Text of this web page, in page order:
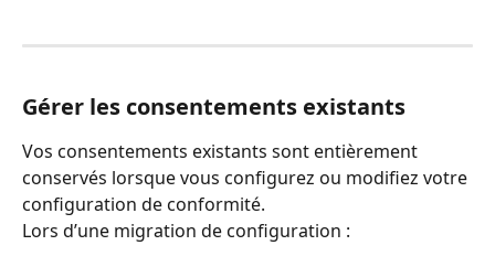
Gérer les consentements existants
Vos consentements existants sont entièrement
conservés lorsque vous configurez ou modifiez votre
configuration de conformité.
Lors d’une migration de configuration :